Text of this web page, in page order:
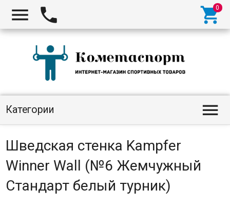
  
Категории 
Шведская стенка Kampfer
Winner Wall (№6 Жемчужный
Стандарт белый турник)